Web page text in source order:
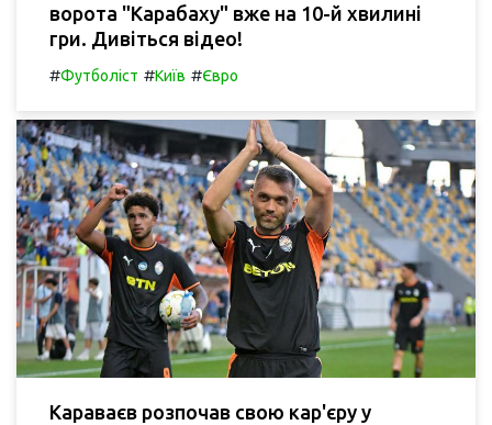
ворота "Карабаху" вже на 10-й хвилині
гри. Дивіться відео!
#Футболіст #Київ #Євро
Караваєв розпочав свою кар'єру у